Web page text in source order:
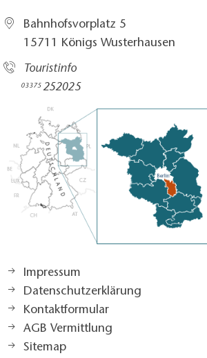
Bahnhofsvorplatz 5​
15711 Königs Wusterhausen
Touristinfo
03375 252025​
Impressum
Datenschutzerklärung
Kontaktformular
AGB Vermittlung
Sitemap